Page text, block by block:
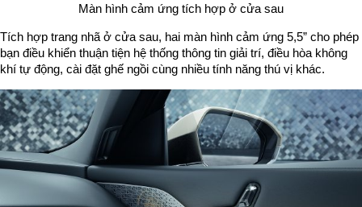
Màn hình cảm ứng tích hợp ở cửa sau
Tích hợp trang nhã ở cửa sau, hai màn hình cảm ứng 5,5” cho phép
bạn điều khiển thuận tiện hệ thống thông tin giải trí, điều hòa không
khí tự động, cài đặt ghế ngồi cùng nhiều tính năng thú vị khác.